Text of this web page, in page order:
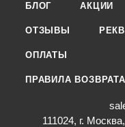
БЛОГ АКЦИИ
ОТЗЫВЫ
ОПЛАТЫ
ПРАВИЛА
111024, г.